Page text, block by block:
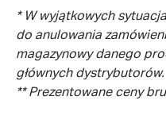
* W wyjątkowych
do anulowania
magazynowy danego
głównych dystrybutorów.
** Prezentowane ceny